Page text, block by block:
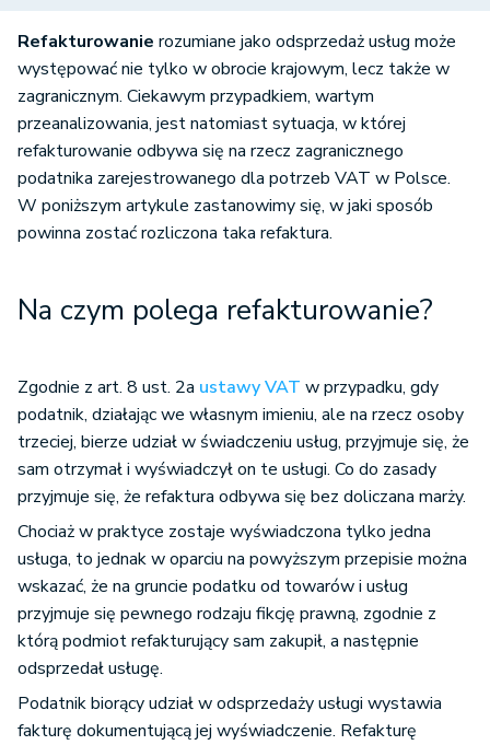
Refakturowanie rozumiane jako odsprzedaż usług może
występować nie tylko w obrocie krajowym, lecz także w
zagranicznym. Ciekawym przypadkiem, wartym
przeanalizowania, jest natomiast sytuacja, w której
refakturowanie odbywa się na rzecz zagranicznego
podatnika zarejestrowanego dla potrzeb VAT w Polsce.
W poniższym artykule zastanowimy się, w jaki sposób
powinna zostać rozliczona taka refaktura.
Na czym polega refakturowanie?
Zgodnie z art. 8 ust. 2a ustawy VAT w przypadku, gdy
podatnik, działając we własnym imieniu, ale na rzecz osoby
trzeciej, bierze udział w świadczeniu usług, przyjmuje się, że
sam otrzymał i wyświadczył on te usługi. Co do zasady
przyjmuje się, że refaktura odbywa się bez doliczana marży.
Chociaż w praktyce zostaje wyświadczona tylko jedna
usługa, to jednak w oparciu na powyższym przepisie można
wskazać, że na gruncie podatku od towarów i usług
przyjmuje się pewnego rodzaju fikcję prawną, zgodnie z
którą podmiot refakturujący sam zakupił, a następnie
odsprzedał usługę.
Podatnik biorący udział w odsprzedaży usługi wystawia
fakturę dokumentującą jej wyświadczenie. Refakturę